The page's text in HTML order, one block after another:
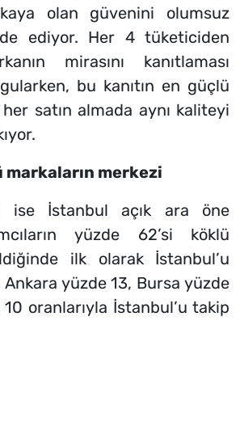
olan güvenini olumsuz
ediyor. Her 4 tüketiciden
mirasını kanıtlaması
bu kanıtın en güçlü
her satın almada aynı kaliteyi
merkezi
ise İstanbul açık ara öne
yüzde 62’si köklü
ilk olarak İstanbul’u
yüzde 13, Bursa yüzde
oranlarıyla İstanbul’u takip